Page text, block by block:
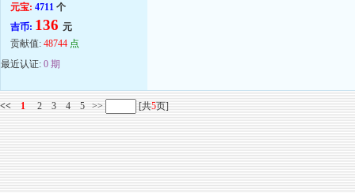
元宝: 4711 个
吉币: 136 元
贡献值: 48744 点
最近认证: 0 期
<< 1 2 3 4 5 >> [共5页]